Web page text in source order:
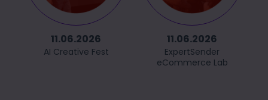
11.06.2026
AI Creative Fest
11.06.2026
ExpertSender
eCommerce Lab